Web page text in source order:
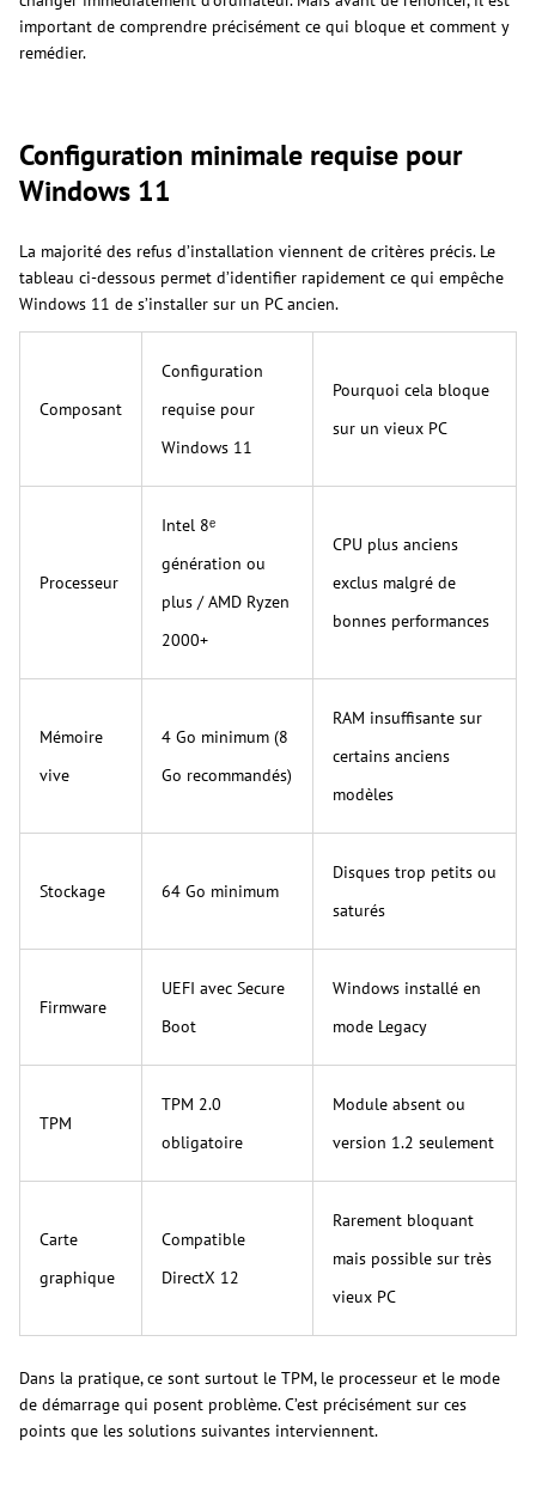
important de comprendre précisément ce qui bloque et comment y
remédier.
Configuration minimale requise pour
Windows 11
La majorité des refus d’installation viennent de critères précis. Le
tableau ci-dessous permet d’identifier rapidement ce qui empêche
Windows 11 de s’installer sur un PC ancien.
Composant
Configuration
requise pour
Windows 11
Pourquoi cela bloque
sur un vieux PC
Processeur
Intel 8ᵉ
génération ou
plus / AMD Ryzen
2000+
CPU plus anciens
exclus malgré de
bonnes performances
Mémoire
vive
4 Go minimum (8
Go recommandés)
RAM insuffisante sur
certains anciens
modèles
Stockage 64 Go minimum
Disques trop petits ou
saturés
Firmware
UEFI avec Secure
Boot
Windows installé en
mode Legacy
TPM
TPM 2.0
obligatoire
Module absent ou
version 1.2 seulement
Carte
graphique
Compatible
DirectX 12
Rarement bloquant
mais possible sur très
vieux PC
Dans la pratique, ce sont surtout le TPM, le processeur et le mode
de démarrage qui posent problème. C’est précisément sur ces
points que les solutions suivantes interviennent.